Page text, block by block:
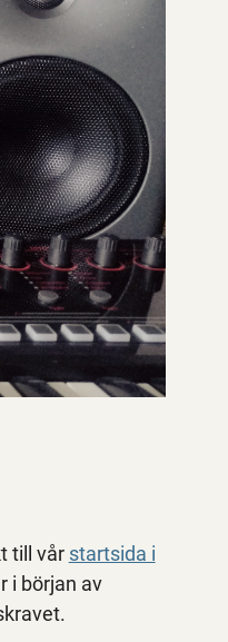
till vår startsida i
i början av